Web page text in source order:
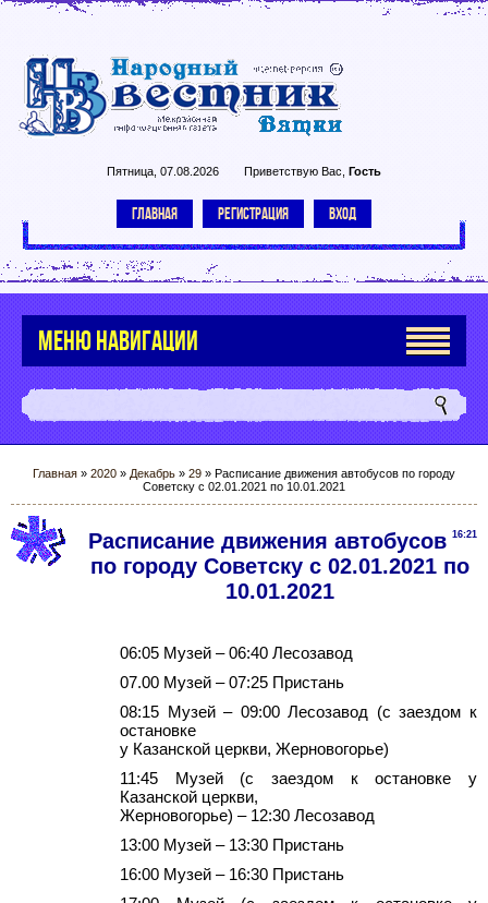
Пятница, 07.08.2026 Приветствую Вас Гость
ГЛАВНАЯ РЕГИСТРАЦИЯ ВХОД
МЕНЮ НАВИГАЦИИ
Главная » 2020 » Декабрь » 29 » Расписание движения автобусов по городу
Советску с 02.01.2021 по 10.01.2021
16:21
Расписание движения автобусов
по городу Советску с 02.01.2021 по
10.01.2021
06:05 Музей – 06:40 Лесозавод
07.00 Музей – 07:25 Пристань
08:15 Музей – 09:00 Лесозавод (с заездом к
остановке
у Казанской церкви, Жерновогорье)
11:45 Музей (с заездом к остановке у
Казанской церкви,
Жерновогорье) – 12:30 Лесозавод
13:00 Музей – 13:30 Пристань
16:00 Музей – 16:30 Пристань